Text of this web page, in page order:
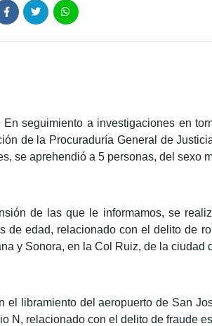
seguimiento a investigaciones en
de la Procuraduría General de
se aprehendió a 5 personas, del sexo
de las que le informamos, se
de edad, relacionado con el delito de
y Sonora, en la Col Ruiz, de la ciudad
el libramiento del aeropuerto de San
N, relacionado con el delito de fraude